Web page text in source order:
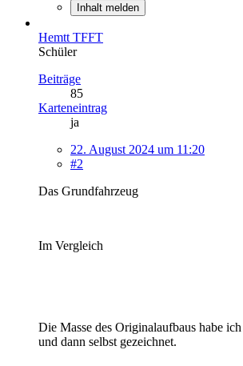
Inhalt melden
Hemtt TFFT
Schüler
Beiträge
85
Karteneintrag
ja
22. August 2024 um 11:20
#2
Das Grundfahrzeug
Im Vergleich
Die Masse des Originalaufbaus habe
und dann selbst gezeichnet.